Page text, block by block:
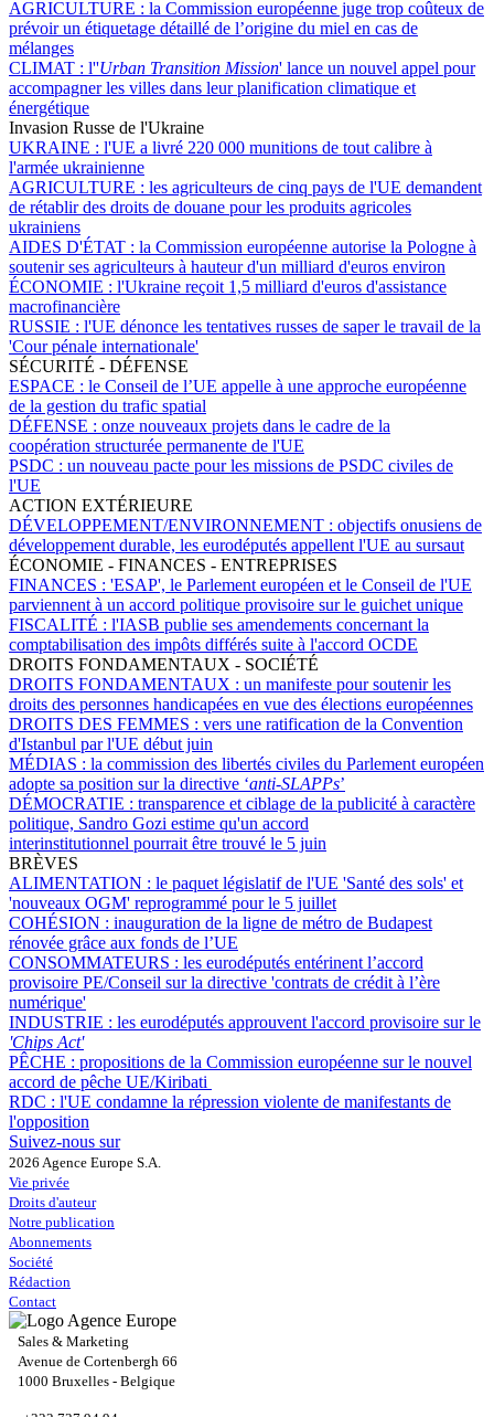
AGRICULTURE : la Commission européenne juge trop coûteux de
prévoir un étiquetage détaillé de l’origine du miel en cas de
mélanges
CLIMAT : l''Urban Transition Mission' lance un nouvel appel pour
accompagner les villes dans leur planification climatique et
énergétique
Invasion Russe de l'Ukraine
UKRAINE : l'UE a livré 220 000 munitions de tout calibre à
l'armée ukrainienne
AGRICULTURE : les agriculteurs de cinq pays de l'UE demandent
de rétablir des droits de douane pour les produits agricoles
ukrainiens
AIDES D'ÉTAT : la Commission européenne autorise la Pologne à
soutenir ses agriculteurs à hauteur d'un milliard d'euros environ
ÉCONOMIE : l'Ukraine reçoit 1,5 milliard d'euros d'assistance
macrofinancière
RUSSIE : l'UE dénonce les tentatives russes de saper le travail de la
'Cour pénale internationale'
SÉCURITÉ - DÉFENSE
ESPACE : le Conseil de l’UE appelle à une approche européenne
de la gestion du trafic spatial
DÉFENSE : onze nouveaux projets dans le cadre de la
coopération structurée permanente de l'UE
PSDC : un nouveau pacte pour les missions de PSDC civiles de
l'UE
ACTION EXTÉRIEURE
DÉVELOPPEMENT/ENVIRONNEMENT : objectifs onusiens de
développement durable, les eurodéputés appellent l'UE au sursaut
ÉCONOMIE - FINANCES - ENTREPRISES
FINANCES : 'ESAP', le Parlement européen et le Conseil de l'UE
parviennent à un accord politique provisoire sur le guichet unique
FISCALITÉ : l'IASB publie ses amendements concernant la
comptabilisation des impôts différés suite à l'accord OCDE
DROITS FONDAMENTAUX - SOCIÉTÉ
DROITS FONDAMENTAUX : un manifeste pour soutenir les
droits des personnes handicapées en vue des élections européennes
DROITS DES FEMMES : vers une ratification de la Convention
d'Istanbul par l'UE début juin
MÉDIAS : la commission des libertés civiles du Parlement européen
adopte sa position sur la directive ‘anti-SLAPPs’
DÉMOCRATIE : transparence et ciblage de la publicité à caractère
politique, Sandro Gozi estime qu'un accord
interinstitutionnel pourrait être trouvé le 5 juin
BRÈVES
ALIMENTATION : le paquet législatif de l'UE 'Santé des sols' et
'nouveaux OGM' reprogrammé pour le 5 juillet
COHÉSION : inauguration de la ligne de métro de Budapest
rénovée grâce aux fonds de l’UE
CONSOMMATEURS : les eurodéputés entérinent l’accord
provisoire PE/Conseil sur la directive 'contrats de crédit à l’ère
numérique'
INDUSTRIE : les eurodéputés approuvent l'accord provisoire sur le
'Chips Act'
PÊCHE : propositions de la Commission européenne sur le nouvel
accord de pêche UE/Kiribati
RDC : l'UE condamne la répression violente de manifestants de
l'opposition
Suivez-nous sur
2026 Agence Europe S.A.
Vie privée
Droits d'auteur
Notre publication
Abonnements
Société
Rédaction
Contact
Sales & Marketing
Avenue de Cortenbergh 66
1000 Bruxelles - Belgique